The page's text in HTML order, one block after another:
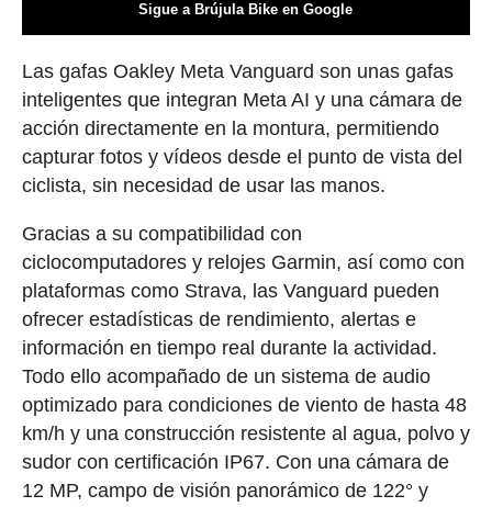
Sigue a Brújula Bike en Google
Las gafas Oakley Meta Vanguard son unas gafas
inteligentes que integran Meta AI y una cámara de
acción directamente en la montura, permitiendo
capturar fotos y vídeos desde el punto de vista del
ciclista, sin necesidad de usar las manos.
Gracias a su compatibilidad con
ciclocomputadores y relojes Garmin, así como con
plataformas como Strava, las Vanguard pueden
ofrecer estadísticas de rendimiento, alertas e
información en tiempo real durante la actividad.
Todo ello acompañado de un sistema de audio
optimizado para condiciones de viento de hasta 48
km/h y una construcción resistente al agua, polvo y
sudor con certificación IP67. Con una cámara de
12 MP, campo de visión panorámico de 122° y